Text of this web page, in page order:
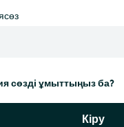
сөзді ұмыттыңыз ба?
Кіру